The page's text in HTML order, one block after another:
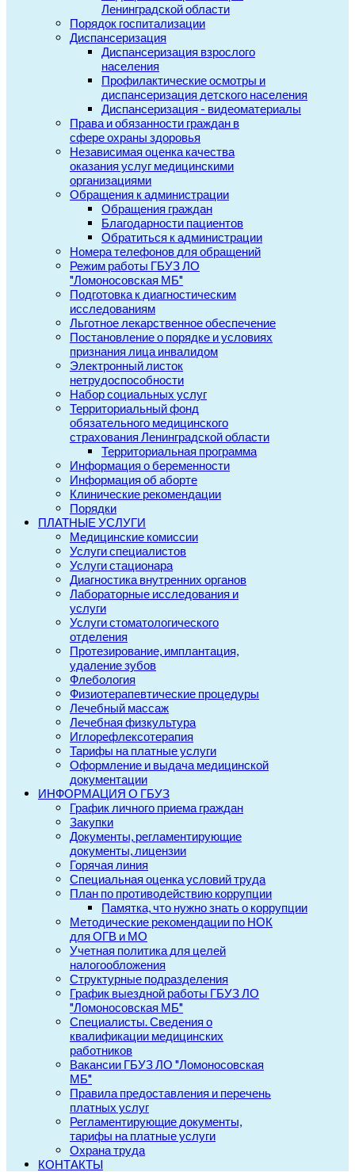
Ленинградской области
Порядок госпитализации
Диспансеризация
Диспансеризация взрослого
населения
Профилактические осмотры и
диспансеризация детского населения
Диспансеризация - видеоматериалы
Права и обязанности граждан в
сфере охраны здоровья
Независимая оценка качества
оказания услуг медицинскими
организациями
Обращения к администрации
Обращения граждан
Благодарности пациентов
Обратиться к администрации
Номера телефонов для обращений
Режим работы ГБУЗ ЛО
"Ломоносовская МБ"
Подготовка к диагностическим
исследованиям
Льготное лекарственное обеспечение
Постановление о порядке и условиях
признания лица инвалидом
Электронный листок
нетрудоспособности
Набор социальных услуг
Территориальный фонд
обязательного медицинского
страхования Ленинградской области
Территориальная программа
Информация о беременности
Информация об аборте
Клинические рекомендации
Порядки
ПЛАТНЫЕ УСЛУГИ
Медицинские комиссии
Услуги специалистов
Услуги стационара
Диагностика внутренних органов
Лабораторные исследования и
услуги
Услуги стоматологического
отделения
Протезирование, имплантация,
удаление зубов
Флебология
Физиотерапевтические процедуры
Лечебный массаж
Лечебная физкультура
Иглорефлексотерапия
Тарифы на платные услуги
Оформление и выдача медицинской
документации
ИНФОРМАЦИЯ О ГБУЗ
График личного приема граждан
Закупки
Документы, регламентирующие
документы, лицензии
Горячая линия
Специальная оценка условий труда
План по противодействию коррупции
Памятка, что нужно знать о коррупции
Методические рекомендации по НОК
для ОГВ и МО
Учетная политика для целей
налогообложения
Структурные подразделения
График выездной работы ГБУЗ ЛО
"Ломоносовская МБ"
Специалисты. Сведения о
квалификации медицинских
работников
Вакансии ГБУЗ ЛО "Ломоносовская
МБ"
Правила предоставления и перечень
платных услуг
Регламентирующие документы,
тарифы на платные услуги
Охрана труда
КОНТАКТЫ